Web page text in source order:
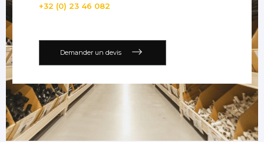
+32 (0) 23 46 082
Demander un devis